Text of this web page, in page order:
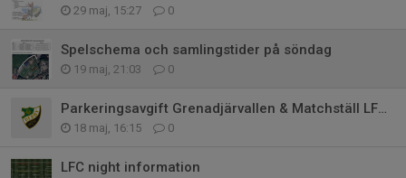
29 maj, 15:27 0
Spelschema och samlingstider på söndag
19 maj, 21:03 0
Parkeringsavgift Grenadjärvallen & Matchställ LFC night
18 maj, 16:15 0
LFC night information